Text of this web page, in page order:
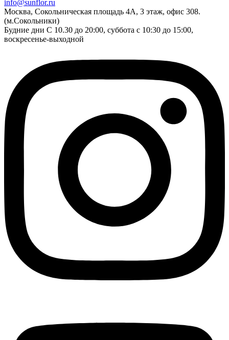
info@sunflor.ru
Москва, Сокольническая площадь 4А, 3 этаж, офис 308.
(м.Сокольники)
Будние дни C 10.30 до 20:00, суббота с 10:30 до 15:00,
воскресенье-выходной